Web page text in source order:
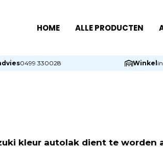
HOME ALLE PRODUCTEN
0499 330028 Winkel in
kleur autolak dient te worden